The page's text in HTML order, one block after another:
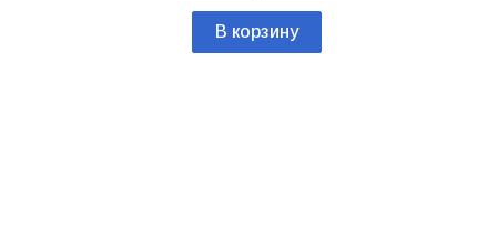
В корзину